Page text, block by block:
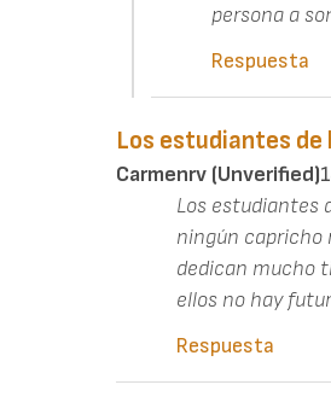
persona a
Respuesta
Los estudiantes de
Carmenrv (unverified)
Los estudiantes
ningún capricho
dedican mucho
ellos no hay
Respuesta